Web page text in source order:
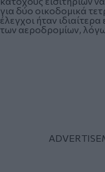
για δύο οικοδομικά
έλεγχοι ήταν ιδιαίτερα
των αεροδρομίων,